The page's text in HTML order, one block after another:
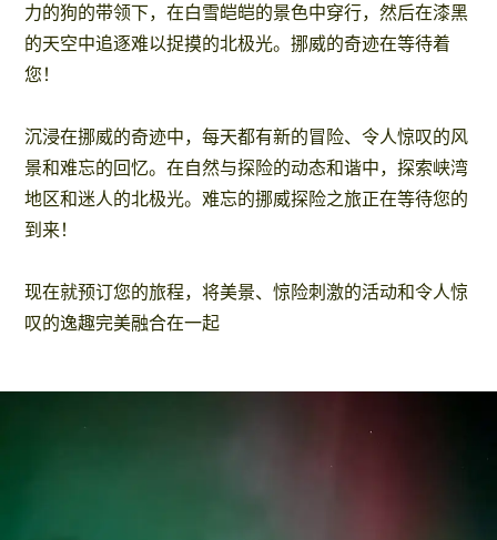
力的狗的带领下，在白雪皑皑的景色中穿行，然后在漆黑
的天空中追逐难以捉摸的北极光。挪威的奇迹在等待着
您！
沉浸在挪威的奇迹中，每天都有新的冒险、令人惊叹的风
景和难忘的回忆。在自然与探险的动态和谐中，探索峡湾
地区和迷人的北极光。难忘的挪威探险之旅正在等待您的
到来！
现在就预订您的旅程，将美景、惊险刺激的活动和令人惊
叹的逸趣完美融合在一起